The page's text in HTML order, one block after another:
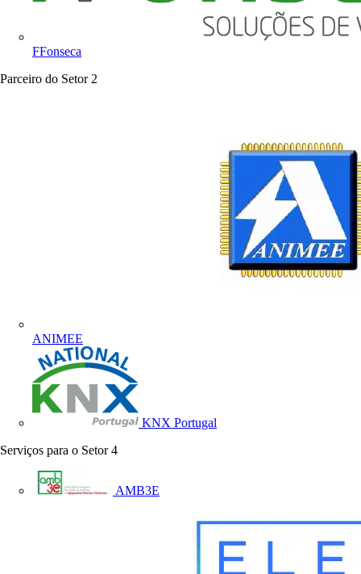
FFonseca
Parceiro do Setor 2
ANIMEE
KNX Portugal
Serviços para o Setor 4
AMB3E